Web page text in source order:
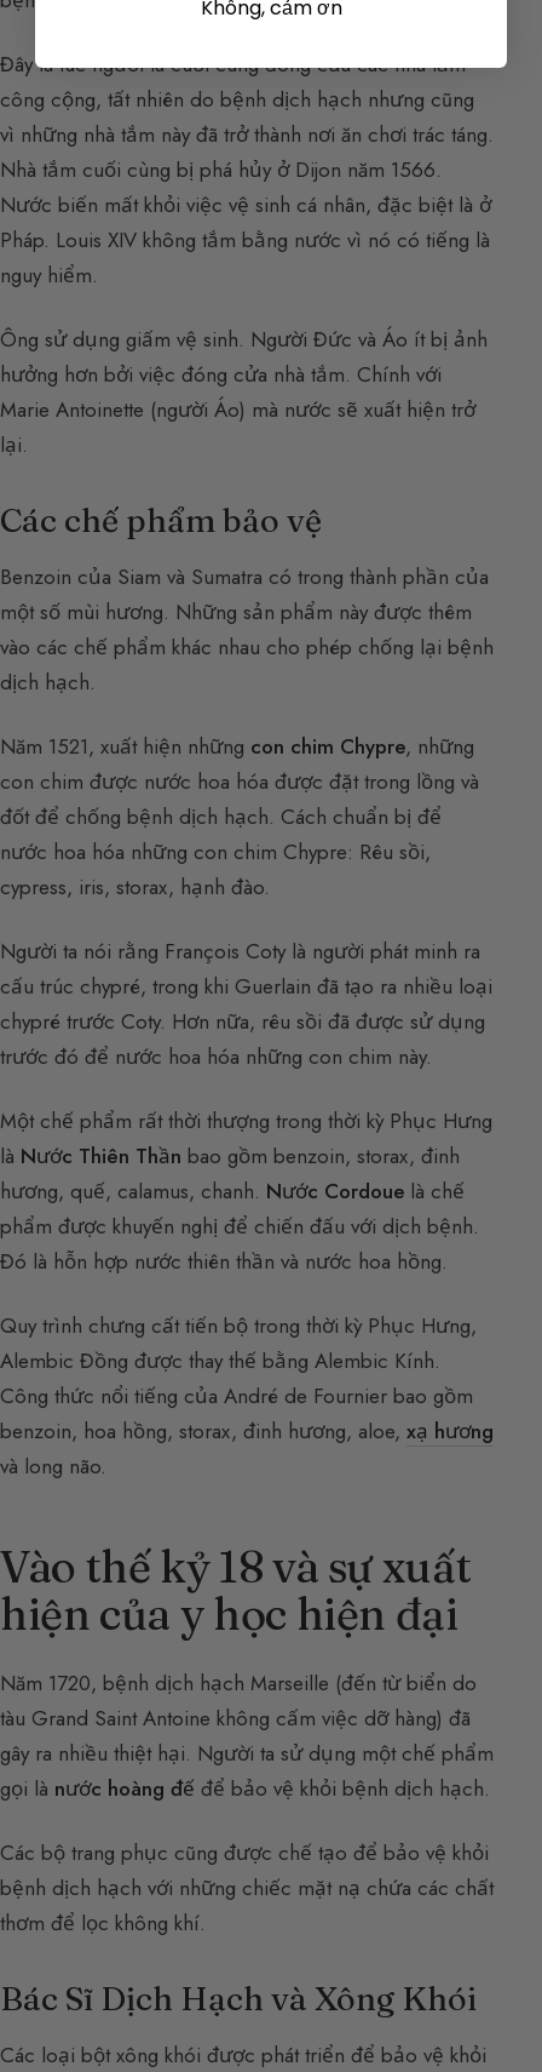
Đây là lúc người ta cuối cùng đóng cửa các nhà tắm
công cộng, tất nhiên do bệnh dịch hạch nhưng cũng
vì những nhà tắm này đã trở thành nơi ăn chơi trác táng.
Nhà tắm cuối cùng bị phá hủy ở Dijon năm 1566.
Nước biến mất khỏi việc vệ sinh cá nhân, đặc biệt là ở
Pháp. Louis XIV không tắm bằng nước vì nó có tiếng là
nguy hiểm.
Ông sử dụng giấm vệ sinh. Người Đức và Áo ít bị ảnh
hưởng hơn bởi việc đóng cửa nhà tắm. Chính với
Marie Antoinette (người Áo) mà nước sẽ xuất hiện trở
lại.
Các chế phẩm bảo vệ
Benzoin của Siam và Sumatra có trong thành phần của
một số mùi hương. Những sản phẩm này được thêm
vào các chế phẩm khác nhau cho phép chống lại bệnh
dịch hạch.
Năm 1521, xuất hiện những con chim Chypre, những
con chim được nước hoa hóa được đặt trong lồng và
đốt để chống bệnh dịch hạch. Cách chuẩn bị để
nước hoa hóa những con chim Chypre: Rêu sồi,
cypress, iris, storax, hạnh đào.
Người ta nói rằng François Coty là người phát minh ra
cấu trúc chypré, trong khi Guerlain đã tạo ra nhiều loại
chypré trước Coty. Hơn nữa, rêu sồi đã được sử dụng
trước đó để nước hoa hóa những con chim này.
Một chế phẩm rất thời thượng trong thời kỳ Phục Hưng
là Nước Thiên Thần bao gồm benzoin, storax, đinh
hương, quế, calamus, chanh. Nước Cordoue là chế
phẩm được khuyến nghị để chiến đấu với dịch bệnh.
Đó là hỗn hợp nước thiên thần và nước hoa hồng.
Quy trình chưng cất tiến bộ trong thời kỳ Phục Hưng,
Alembic Đồng được thay thế bằng Alembic Kính.
Công thức nổi tiếng của André de Fournier bao gồm
benzoin, hoa hồng, storax, đinh hương, aloe, xạ hương
và long não.
Vào thế kỷ 18 và sự xuất
hiện của y học hiện đại
Năm 1720, bệnh dịch hạch Marseille (đến từ biển do
tàu Grand Saint Antoine không cấm việc dỡ hàng) đã
gây ra nhiều thiệt hại. Người ta sử dụng một chế phẩm
gọi là nước hoàng đế để bảo vệ khỏi bệnh dịch hạch.
Các bộ trang phục cũng được chế tạo để bảo vệ khỏi
bệnh dịch hạch với những chiếc mặt nạ chứa các chất
thơm để lọc không khí.
Bác Sĩ Dịch Hạch và Xông Khói
Các loại bột xông khói được phát triển để bảo vệ khỏi
Không, cảm ơn